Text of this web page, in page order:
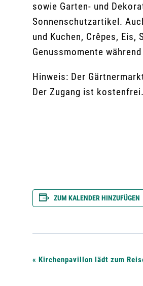
sowie Garten- und
Sonnenschutzartikel.
und Kuchen, Crêpes,
Genussmomente
Hinweis: Der
Der Zugang ist kostenfrei.
ZUM KALENDER HINZUFÜGEN
V
« Kirchenpavillon lädt zum